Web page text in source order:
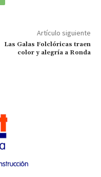
Artículo siguiente
Las Galas Folclóricas traen
color y alegría a Ronda